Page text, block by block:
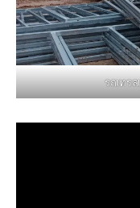
รถเทร